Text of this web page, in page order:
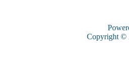
Copyright ©